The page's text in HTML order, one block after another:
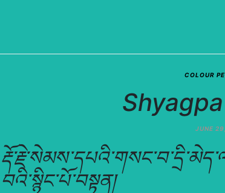
COLOUR
JUNE
བའི་སྙིང་པོ་བསྟན།